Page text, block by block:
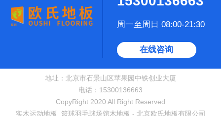
周一至周日 08:00-21:30
在线咨询
地址：北京市石景山区苹果园中铁创业大厦
电话：15300136663
CopyRight 2020 All Right Reserved
实木运动地板_篮球羽毛球场馆木地板 - 北京欧氏地板有限公司